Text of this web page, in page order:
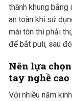
thành khung bằng
an toàn khi sử
mái tôn thì phải
để bắt puli, sau
Nên lựa
tay nghề
Với nhiều năm